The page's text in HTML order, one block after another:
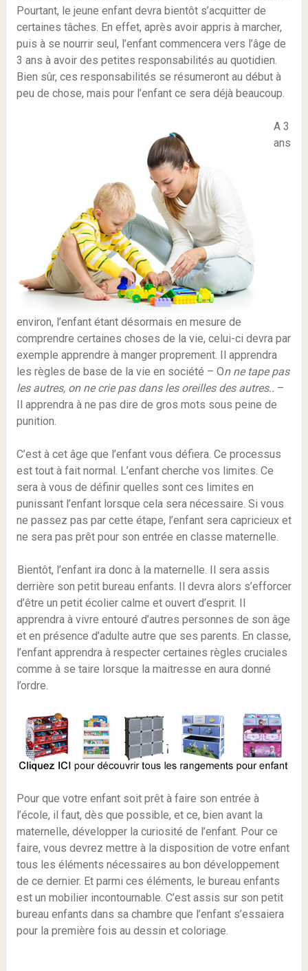
Pourtant, le jeune enfant devra bientôt s’acquitter de
certaines tâches. En effet, après avoir appris à marcher,
puis à se nourrir seul, l’enfant commencera vers l’âge de
3 ans à avoir des petites responsabilités au quotidien.
Bien sûr, ces responsabilités se résumeront au début à
peu de chose, mais pour l’enfant ce sera déjà beaucoup.
A 3
ans
environ, l’enfant étant désormais en mesure de
comprendre certaines choses de la vie, celui-ci devra par
exemple apprendre à manger proprement. Il apprendra
les règles de base de la vie en société – On ne tape pas
les autres, on ne crie pas dans les oreilles des autres.. –
Il apprendra à ne pas dire de gros mots sous peine de
punition.
C’est à cet âge que l’enfant vous défiera. Ce processus
est tout à fait normal. L’enfant cherche vos limites. Ce
sera à vous de définir quelles sont ces limites en
punissant l’enfant lorsque cela sera nécessaire. Si vous
ne passez pas par cette étape, l’enfant sera capricieux et
ne sera pas prêt pour son entrée en classe maternelle.
Bientôt, l’enfant ira donc à la maternelle. Il sera assis
derrière son petit bureau enfants. Il devra alors s’efforcer
d’être un petit écolier calme et ouvert d’esprit. Il
apprendra à vivre entouré d’autres personnes de son âge
et en présence d’adulte autre que ses parents. En classe,
l’enfant apprendra à respecter certaines règles cruciales
comme à se taire lorsque la maitresse en aura donné
l’ordre.
Pour que votre enfant soit prêt à faire son entrée à
l’école, il faut, dès que possible, et ce, bien avant la
maternelle, développer la curiosité de l’enfant. Pour ce
faire, vous devrez mettre à la disposition de votre enfant
tous les éléments nécessaires au bon développement
de ce dernier. Et parmi ces éléments, le bureau enfants
est un mobilier incontournable. C’est assis sur son petit
bureau enfants dans sa chambre que l’enfant s’essaiera
pour la première fois au dessin et coloriage.